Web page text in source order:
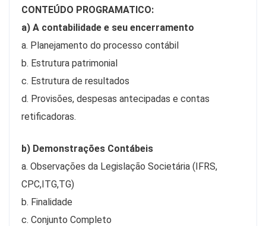
CONTEÚDO PROGRAMATICO:
a) A contabilidade e seu encerramento
a. Planejamento do processo contábil
b. Estrutura patrimonial
c. Estrutura de resultados
d. Provisões, despesas antecipadas e contas
retificadoras.
b) Demonstrações Contábeis
a. Observações da Legislação Societária (IFRS,
CPC,ITG,TG)
b. Finalidade
c. Conjunto Completo